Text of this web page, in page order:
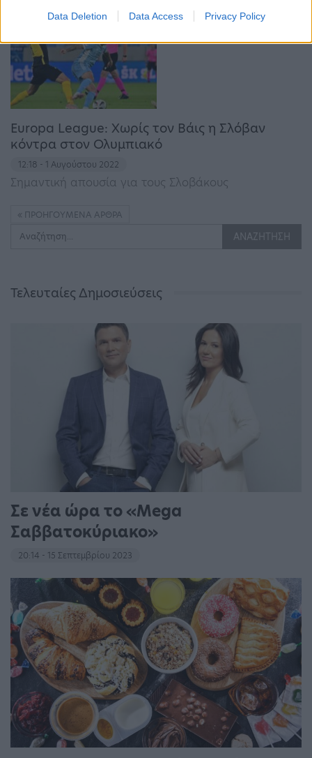
Data Deletion Data Access Privacy Policy
Europa League: Χωρίς τον Βάις η Σλόβαν
κόντρα στον Ολυμπιακό
12:18 - 1 Αυγούστου 2022
Σημαντική απουσία για τους Σλοβάκους
ΠΡΟΗΓΟΎΜΕΝΑ ΆΡΘΡΑ
Τελευταίες Δημοσιεύσεις
Σε νέα ώρα το «Mega
Σαββατοκύριακο»
20:14 - 15 Σεπτεμβρίου 2023